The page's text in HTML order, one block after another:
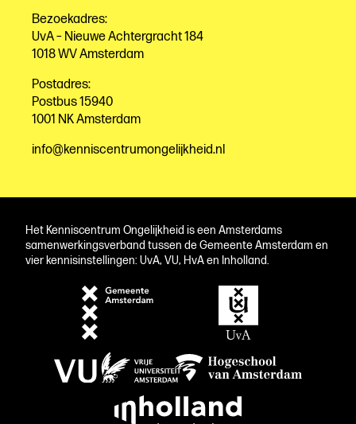
Bezoekadres:
UvA – Nieuwe Achtergracht 184
1018 WV Amsterdam
Postadres:
Postbus 15940
1001 NK Amsterdam
info@kenniscentrumongelijkheid.nl
Het Kenniscentrum Ongelijkheid is een Amsterdams
samenwerkingsverband tussen de Gemeente Amsterdam en
vier kennisinstellingen: UvA, VU, HvA en Inholland.